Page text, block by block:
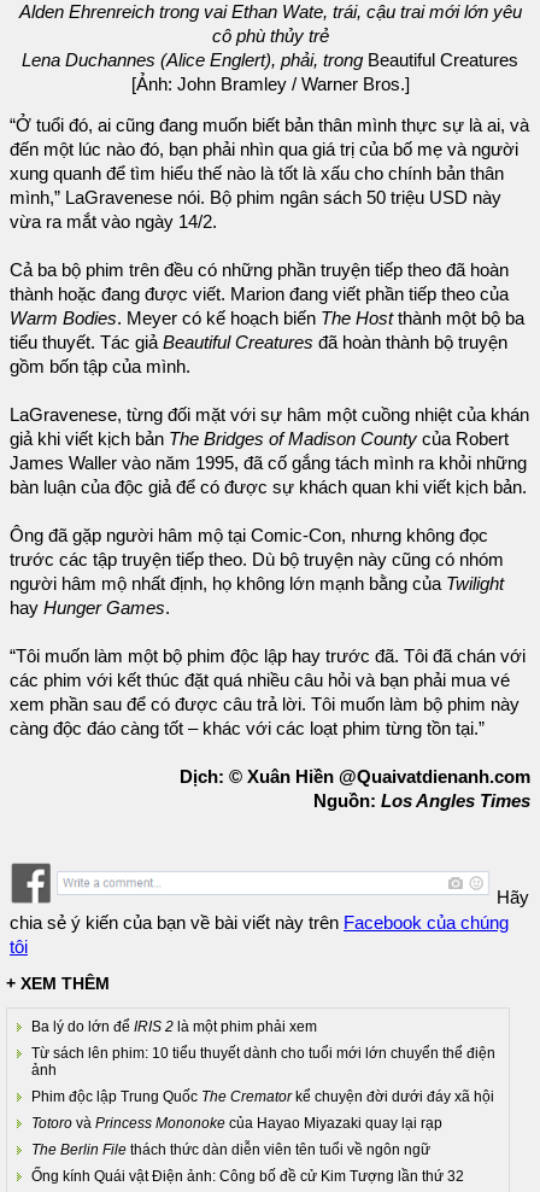
Alden Ehrenreich trong vai Ethan Wate, trái, cậu trai mới lớn yêu
cô phù thủy trẻ
Lena Duchannes (Alice Englert), phải, trong Beautiful Creatures
[Ảnh: John Bramley / Warner Bros.]
“Ở tuổi đó, ai cũng đang muốn biết bản thân mình thực sự là ai, và
đến một lúc nào đó, bạn phải nhìn qua giá trị của bố mẹ và người
xung quanh để tìm hiểu thế nào là tốt là xấu cho chính bản thân
mình,” LaGravenese nói. Bộ phim ngân sách 50 triệu USD này
vừa ra mắt vào ngày 14/2.
Cả ba bộ phim trên đều có những phần truyện tiếp theo đã hoàn
thành hoặc đang được viết. Marion đang viết phần tiếp theo của
Warm Bodies. Meyer có kế hoạch biến The Hostthành một bộ ba
tiểu thuyết. Tác giảBeautiful Creatures đã hoàn thành bộ truyện
gồm bốn tập của mình.
LaGravenese, từng đối mặt với sự hâm một cuồng nhiệt của khán
giả khi viết kịch bản The Bridges of Madison County của Robert
James Waller vào năm 1995, đã cố gắng tách mình ra khỏi những
bàn luận của độc giả để có được sự khách quan khi viết kịch bản.
Ông đã gặp người hâm mộ tại Comic-Con, nhưng không đọc
trước các tập truyện tiếp theo. Dù bộ truyện này cũng có nhóm
người hâm mộ nhất định, họ không lớn mạnh bằng của Twilight
hay Hunger Games.
“Tôi muốn làm một bộ phim độc lập hay trước đã. Tôi đã chán với
các phim với kết thúc đặt quá nhiều câu hỏi và bạn phải mua vé
xem phần sau để có được câu trả lời. Tôi muốn làm bộ phim này
càng độc đáo càng tốt – khác với các loạt phim từng tồn tại.”
Dịch: © Xuân Hiền @Quaivatdienanh.com
Nguồn: Los Angles Times
Hãy
chia sẻ ý kiến của bạn về bài viết này trên Facebook của chúng
tôi
+ XEM THÊM
Ba lý do lớn để IRIS 2 là một phim phải xem
Từ sách lên phim: 10 tiểu thuyết dành cho tuổi mới lớn chuyển thể điện
ảnh
Phim độc lập Trung Quốc The Crematorkể chuyện đời dưới đáy xã hội
Totoro và Princess Mononoke của Hayao Miyazaki quay lại rạp
The Berlin File thách thức dàn diễn viên tên tuổi về ngôn ngữ
Ống kính Quái vật Điện ảnh: Công bố đề cử Kim Tượng lần thứ 32